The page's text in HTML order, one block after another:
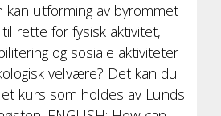
kan utforming av byrommet
rette for fysisk aktivitet,
og sosiale aktiviteter
velvære? Det kan du
kurs som holdes av Lunds